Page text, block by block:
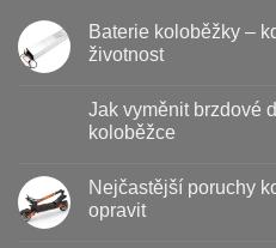
Baterie koloběžky –
životnost
textu
s
koloběžky
kdy
Jak vyměnit brzdové
koloběžce
u
textu
s
Nejčastější poruchy
opravit